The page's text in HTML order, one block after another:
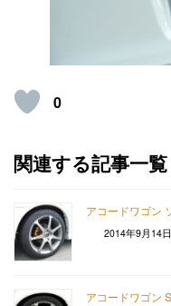
0
関連する記事一覧
アコードワゴン
2014年9月14日
アコードワゴン